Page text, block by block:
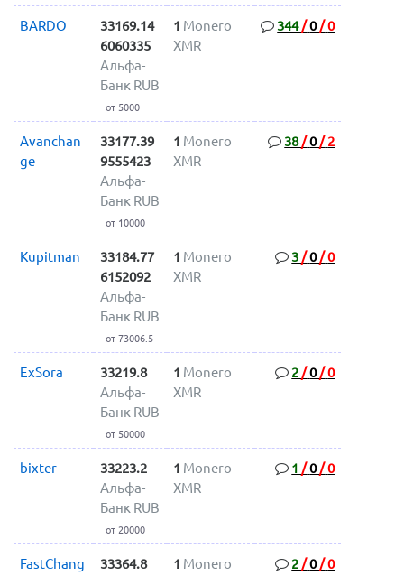
BARDO
33169.14
6060335
Альфа-
Банк RUB
от 5000
1 Monero
XMR
344/0/0
Avanchan
ge
33177.39
9555423
Альфа-
Банк RUB
от 10000
1 Monero
XMR
38/0/ 2
Kupitman
33184.77
6152092
Альфа-
Банк RUB
от 73006.5
1 Monero
XMR
3 /0/0
ExSora
33219.8
Альфа-
Банк RUB
от 50000
1 Monero
XMR
2 /0/0
bixter
33223.2
Альфа-
Банк RUB
от 20000
1 Monero
XMR
1 /0/0
FastChang
33364.8
1 Monero
2 /0/0